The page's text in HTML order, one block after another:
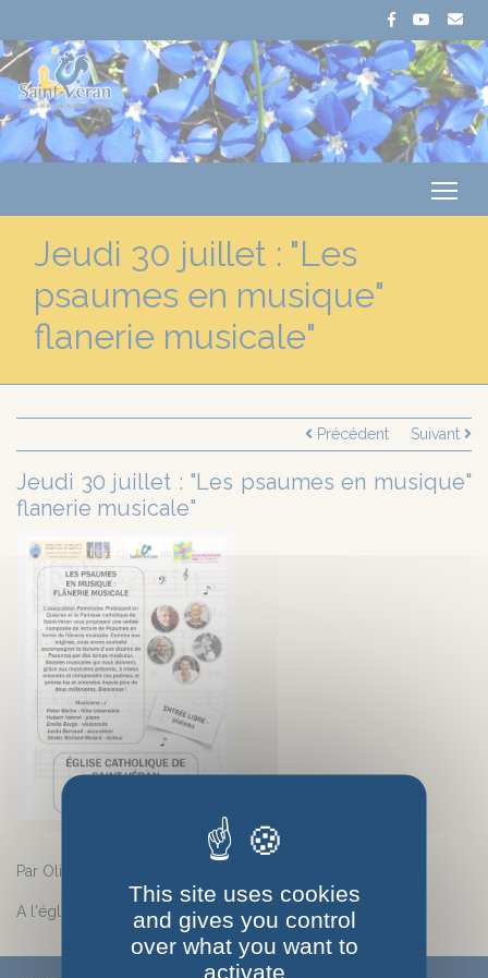
Jeudi 30 juillet : "Les
psaumes en musique"
flanerie musicale"
Précédent Suivant
Jeudi 30 juillet : "Les psaumes en musique"
flanerie musicale"
Par Olivier Richard -Molard, théologien.
A l'église catholique de Saint-Véran, 18h30
This site uses cookies
and gives you control
over what you want to
activate